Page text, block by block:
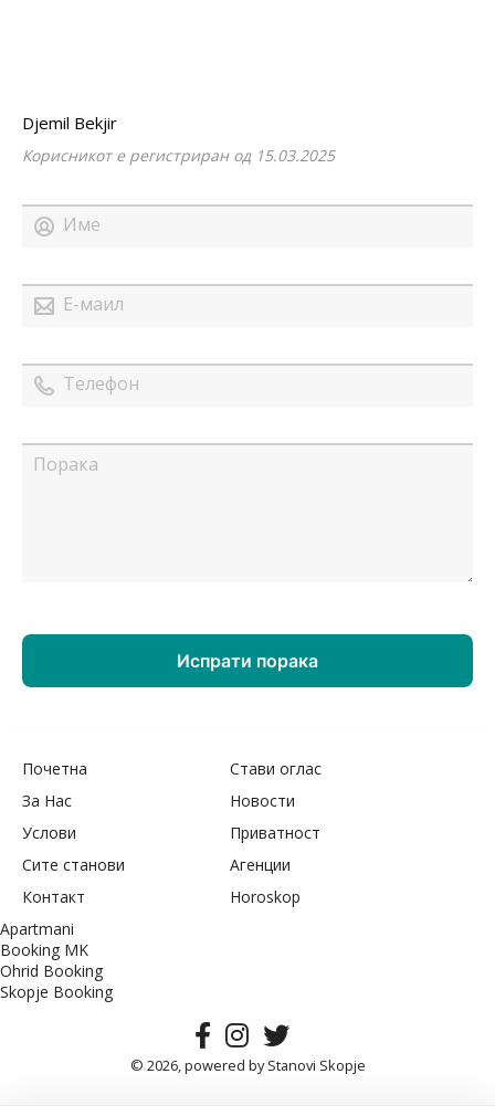
Djemil Bekjir
Корисникот е регистриран од 15.03.2025
Почетна
Стави оглас
За Нас
Новости
Услови
Приватност
Сите станови
Агенции
Контакт
Horoskop
Apartmani
Booking MK
Ohrid Booking
Skopje Booking
© 2026, powered byStanovi Skopje